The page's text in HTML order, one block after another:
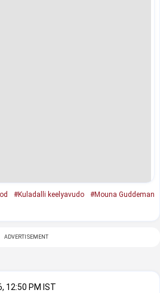
#Kuladalli keelyavudo
#Mouna Guddeman
ADVERTISEMENT
12:50 PM IST